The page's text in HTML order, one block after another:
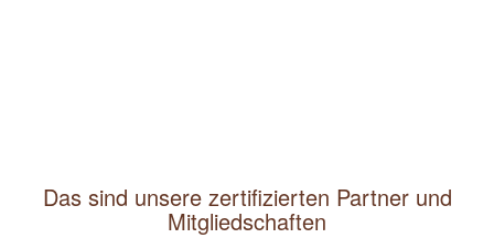
Das sind unsere zertifizierten Partner und
Mitgliedschaften